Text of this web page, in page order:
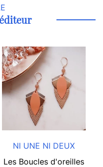
NI UNE NI DEUX
Les Boucles d'oreilles